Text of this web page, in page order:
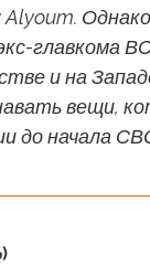
главкома
и на
вещи,
до начала
Саад Халаф (سعد خلف)